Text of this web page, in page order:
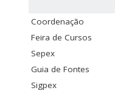
Coordenação
Feira de Cursos
Sepex
Guia de Fontes
Sigpex